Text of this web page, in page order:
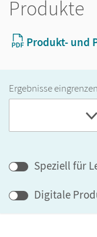
Produkte
Produkt- und
Ergebnisse eingrenzen
Klassenstufe
GER-Niveau
Produktart
Speziell für
Digitale